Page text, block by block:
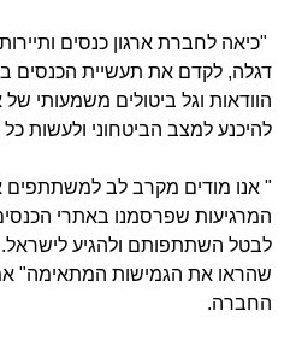
"כיאה לחברת ארגון כנסים
דגלה, לקדם את תעשיית הכנסים
הוודאות וגל ביטולים משמעותי
להיכנע למצב הביטחוני ולעשות
" אנו מודים מקרב לב למשתתפים
המרגיעות שפרסמנו באתרי
לבטל השתתפותם ולהגיע לישראל.
שהראו את הגמישות המתאימה"
החברה.